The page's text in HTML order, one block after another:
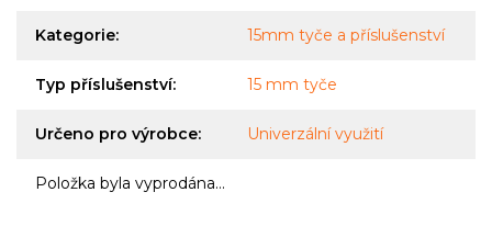
Kategorie: 15mm tyče a příslušenství
Typ příslušenství: 15 mm tyče
Určeno pro výrobce: Univerzální využití
Položka byla vyprodána…